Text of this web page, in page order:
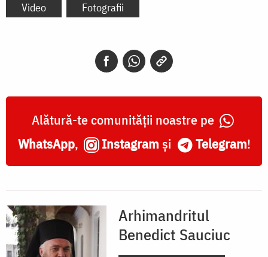
Video Fotografii
Alătură-te comunității noastre pe
WhatsApp, Instagram și Telegram!
Arhimandritul
Benedict Sauciuc